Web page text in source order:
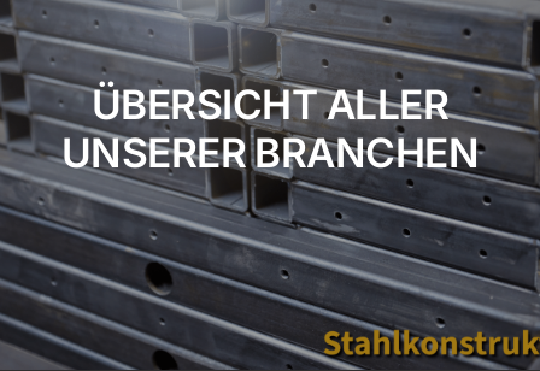
ÜBERSICHT ALLER
UNSERER BRANCHEN